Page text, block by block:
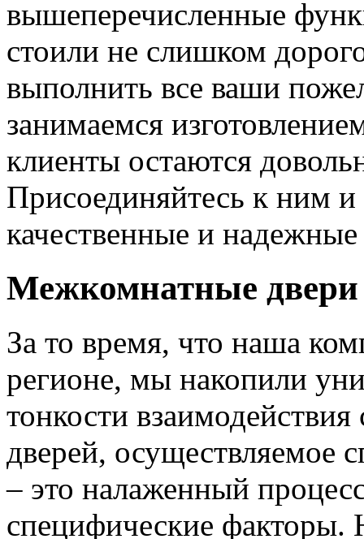
вышеперечисленные
стоили не слишком
выполнить все ваши
занимаемся
клиенты остаются
Присоединяйтесь к ним
качественные и
Межкомнатные двери
За то время, что наша
регионе, мы накопили
тонкости
дверей, осуществляемое
– это налаженный
специфические